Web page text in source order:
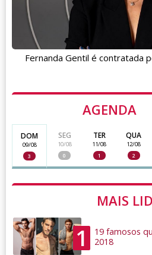
AGENDA
DOM
09/08
3
SEG
10/08
0
TER
11/08
1
QUA
12/08
2
MAIS
1
19 famosos
2018
Fernanda Gentil é contratada